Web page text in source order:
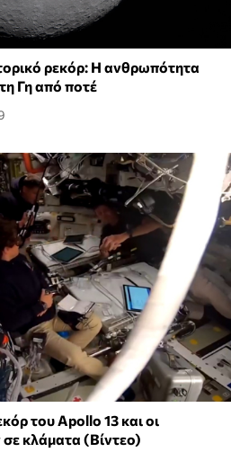
ρεκόρ: Η ανθρωπότητα
Γη από ποτέ
του Apollo 13 και οι
κλάματα (Βίντεο)